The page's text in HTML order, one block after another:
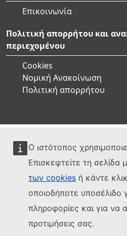
Ο ιστότοπος
Επισκεφτείτε τη σελίδα
των cookies ή κάντε
οποιοδήποτε υποσέλιδο
πληροφορίες και για να
προτιμήσεις σας.
Επικοινωνία
Πολιτική απορρήτου και
περιεχομένου
Cookies
Νομική Ανακοίνωση
Πολιτική απορρήτου